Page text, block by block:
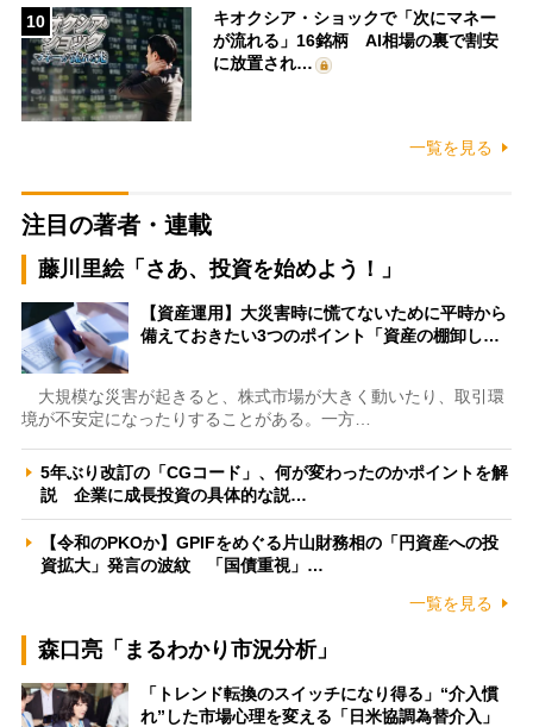
10
キオクシア・ショックで「次にマネー
が流れる」16銘柄 AI相場の裏で割安
に放置され…
一覧を見る
注目の著者・連載
藤川里絵「さあ、投資を始めよう！」
【資産運用】大災害時に慌てないために平時から
備えておきたい3つのポイント「資産の棚卸し…
大規模な災害が起きると、株式市場が大きく動いたり、取引環
境が不安定になったりすることがある。一方…
5年ぶり改訂の「CGコード」、何が変わったのかポイントを解
説 企業に成長投資の具体的な説…
【令和のPKOか】GPIFをめぐる片山財務相の「円資産への投
資拡大」発言の波紋 「国債重視」…
一覧を見る
森口亮「まるわかり市況分析」
「トレンド転換のスイッチになり得る」“介入慣
れ”した市場心理を変える「日米協調為替介入」